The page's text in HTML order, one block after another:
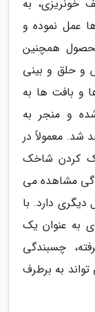
خونریزی، به
عمل نموده و
همچنین
حلق و بینی
و بافت ها به
و منجر به
شد. معمولاً در
کوچک کردن شاخک
مشاهده می
دیگری دارد. با
به عنوان یک
چسبندگی
به برطرف